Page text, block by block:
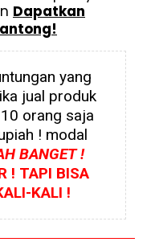
Dapatkan
yang
jual produk
orang saja
! modal
BANGET !
! TAPI BISA
KALI !